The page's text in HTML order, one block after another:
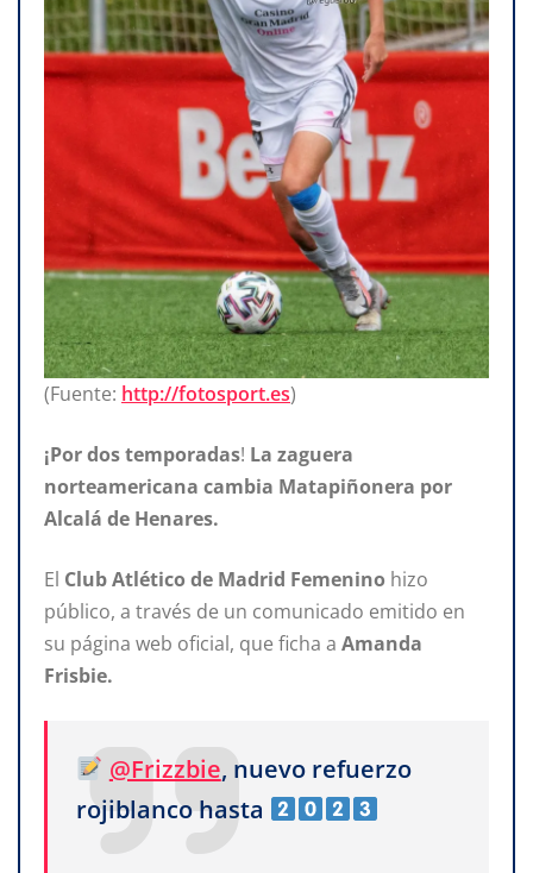
(Fuente: http://fotosport.es)
¡Por dos temporadas! La zaguera
norteamericana cambia Matapiñonera por
Alcalá de Henares.
El ClubAtlético de Madrid Femenino hizo
público, a través de un comunicado emitido en
su página web oficial, que ficha a Amanda
Frisbie.
@Frizzbie, nuevo refuerzo
rojiblanco hasta